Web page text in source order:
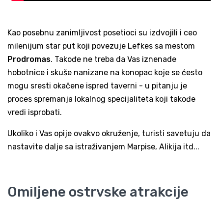
Kao posebnu zanimljivost posetioci su izdvojili i ceo
milenijum star put koji povezuje Lefkes sa mestom
Prodromas. Takođe ne treba da Vas iznenade
hobotnice i skuše nanizane na konopac koje se ćesto
mogu sresti okačene ispred taverni - u pitanju je
proces spremanja lokalnog specijaliteta koji takođe
vredi isprobati.
Ukoliko i Vas opije ovakvo okruženje, turisti savetuju da
nastavite dalje sa istraživanjem Marpise, Alikija itd...
Omiljene ostrvske atrakcije